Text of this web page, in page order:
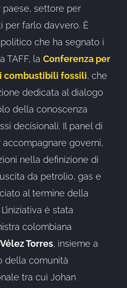
settore per
per farlo davvero. È
che ha segnato i
TAFF, la Conferenza per
combustibili fossili, che
dedicata al dialogo
della conoscenza
decisionali. Il panel di
governi,
nella definizione di
da petrolio, gas e
al termine della
è stata
colombiana
Torres, insieme a
della comunità
tra cui Johan